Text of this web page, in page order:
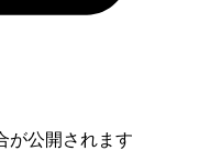
が公開されます